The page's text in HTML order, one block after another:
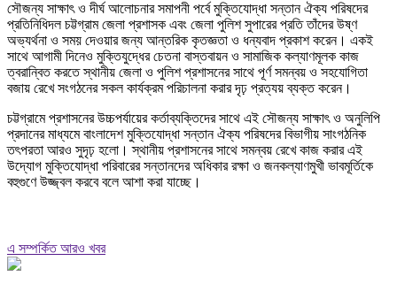
সৌজন্য সাক্ষাৎ ও দীর্ঘ আলোচনার সমাপনী পর্বে মুক্তিযোদ্ধা সন্তান ঐক্য পরিষদের
প্রতিনিধিদল চট্টগ্রাম জেলা প্রশাসক এবং জেলা পুলিশ সুপারের প্রতি তাঁদের উষ্ণ
অভ্যর্থনা ও সময় দেওয়ার জন্য আন্তরিক কৃতজ্ঞতা ও ধন্যবাদ প্রকাশ করেন। একই
সাথে আগামী দিনেও মুক্তিযুদ্ধের চেতনা বাস্তবায়ন ও সামাজিক কল্যাণমূলক কাজ
ত্বরান্বিত করতে স্থানীয় জেলা ও পুলিশ প্রশাসনের সাথে পূর্ণ সমন্বয় ও সহযোগিতা
বজায় রেখে সংগঠনের সকল কার্যক্রম পরিচালনা করার দৃঢ় প্রত্যয় ব্যক্ত করেন।
চট্টগ্রামে প্রশাসনের উচ্চপর্যায়ের কর্তাব্যক্তিদের সাথে এই সৌজন্য সাক্ষাৎ ও অনুলিপি
প্রদানের মাধ্যমে বাংলাদেশ মুক্তিযোদ্ধা সন্তান ঐক্য পরিষদের বিভাগীয় সাংগঠনিক
তৎপরতা আরও সুদৃঢ় হলো। স্থানীয় প্রশাসনের সাথে সমন্বয় রেখে কাজ করার এই
উদ্যোগ মুক্তিযোদ্ধা পরিবারের সন্তানদের অধিকার রক্ষা ও জনকল্যাণমুখী ভাবমূর্তিকে
বহুগুণে উজ্জ্বল করবে বলে আশা করা যাচ্ছে।
এ সম্পর্কিত আরও খবর